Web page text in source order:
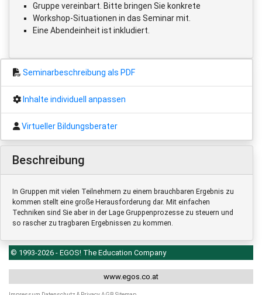
Gruppe vereinbart. Bitte bringen Sie konkrete
Workshop-Situationen in das Seminar mit.
Eine Abendeinheit ist inkludiert.
Seminarbeschreibung als PDF
Inhalte individuell anpassen
Virtueller Bildungsberater
Beschreibung
In Gruppen mit vielen Teilnehmern zu einem brauchbaren Ergebnis zu
kommen stellt eine große Herausforderung dar. Mit einfachen
Techniken sind Sie aber in der Lage Gruppenprozesse zu steuern und
so rascher zu tragbaren Ergebnissen zu kommen.
© 1993-2026 - EGOS! The Education Company
www.egos.co.at